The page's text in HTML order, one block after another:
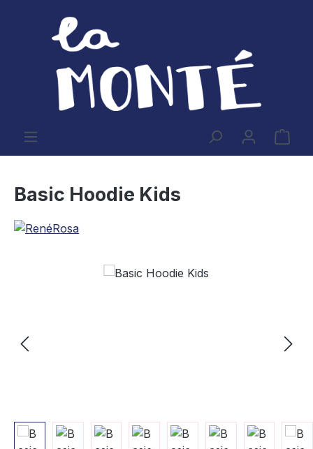
Zum Hauptinhalt springen
Basic Hoodie Kids